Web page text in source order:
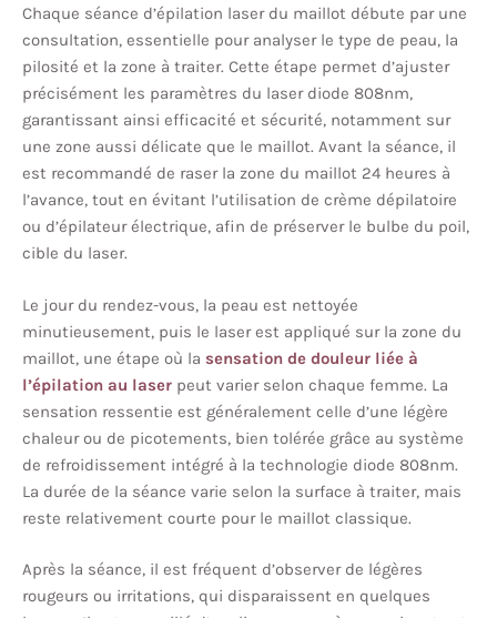
Chaque séance d’épilation laser du maillot débute par une
consultation, essentielle pour analyser le type de peau, la
pilosité et la zone à traiter. Cette étape permet d’ajuster
précisément les paramètres du laser diode 808nm,
garantissant ainsi efficacité et sécurité, notamment sur
une zone aussi délicate que le maillot. Avant la séance, il
est recommandé de raser la zone du maillot 24 heures à
l’avance, tout en évitant l’utilisation de crème dépilatoire
ou d’épilateur électrique, afin de préserver le bulbe du poil,
cible du laser.
Le jour du rendez-vous, la peau est nettoyée
minutieusement, puis le laser est appliqué sur la zone du
maillot, une étape où la sensation de douleur liée à
l’épilation au laser peut varier selon chaque femme. La
sensation ressentie est généralement celle d’une légère
chaleur ou de picotements, bien tolérée grâce au système
de refroidissement intégré à la technologie diode 808nm.
La durée de la séance varie selon la surface à traiter, mais
reste relativement courte pour le maillot classique.
Après la séance, il est fréquent d’observer de légères
rougeurs ou irritations, qui disparaissent en quelques